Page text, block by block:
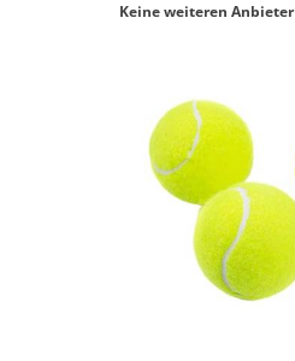
Keine weiteren Anbieter